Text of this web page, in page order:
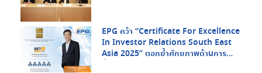
EPG คว้า “Certificate For Excellence
In Investor Relations South East
Asia 2025” ตอกย้ำศักยภาพด้านการ